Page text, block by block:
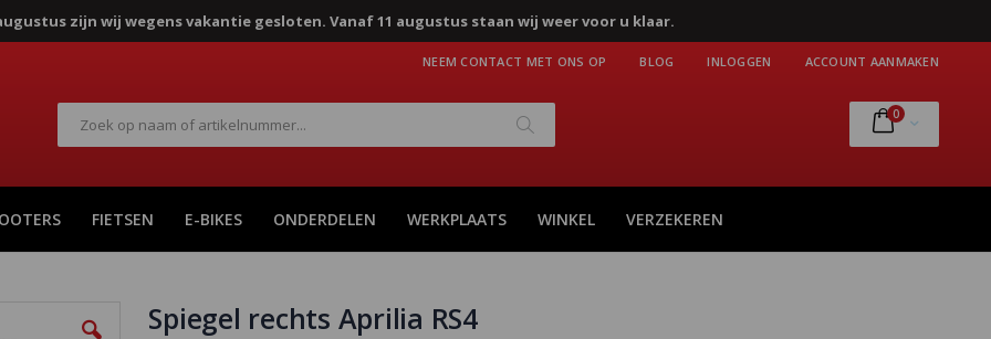
zijn wij wegens vakantie gesloten. Vanaf 11 augustus staan wij weer voor u klaar.
NEEM CONTACT MET ONS OP BLOG INLOGGEN ACCOUNT AANMAKEN
Cart
0producten
Zoek
FIETSEN E-BIKES ONDERDELEN WERKPLAATS WINKEL VERZEKEREN
Spiegel rechts Aprilia RS4